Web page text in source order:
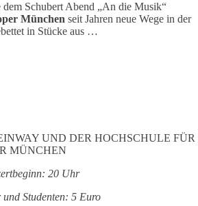
Schubert Abend „An die Musik“
München seit Jahren neue Wege in der
in Stücke aus …
UND DER HOCHSCHULE FÜR
MÜNCHEN
20 Uhr
Studenten: 5 Euro